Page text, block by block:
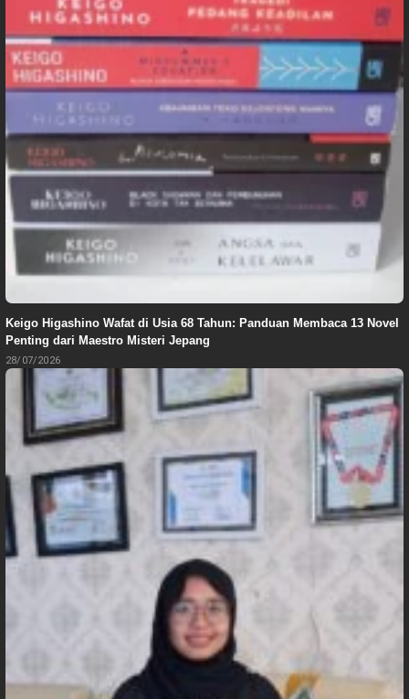
Keigo Higashino Wafat di Usia 68 Tahun: Panduan Membaca 13 Novel
Penting dari Maestro Misteri Jepang
28/07/2026